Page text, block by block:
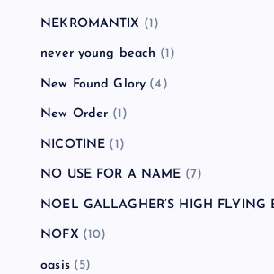
NEKROMANTIX (1)
never young beach (1)
New Found Glory (4)
New Order (1)
NICOTINE (1)
NO USE FOR A NAME (7)
NOEL GALLAGHER’S HIGH FLYING
NOFX (10)
oasis(5)